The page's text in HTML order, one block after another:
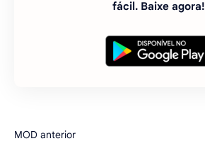
fácil. Baixe agora!